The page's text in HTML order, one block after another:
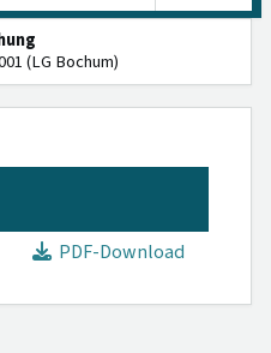
(LG Bochum)
PDF-Download